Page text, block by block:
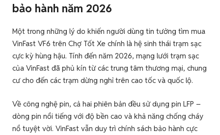
bảo hành năm 2026
Một trong những lý do khiến người dùng tin tưởng tìm mua
VinFast VF6 trên Chợ Tốt Xe chính là hệ sinh thái trạm sạc
cực kỳ hùng hậu. Tính đến năm 2026, mạng lưới trạm sạc
của VinFast đã phủ kín từ các trung tâm thương mại, chung
cư cho đến các trạm dừng nghỉ trên cao tốc và quốc lộ.
Về công nghệ pin, cả hai phiên bản đều sử dụng pin LFP –
dòng pin nổi tiếng với độ bền cao và khả năng chống cháy
nổ tuyệt vời. VinFast vẫn duy trì chính sách bảo hành cực